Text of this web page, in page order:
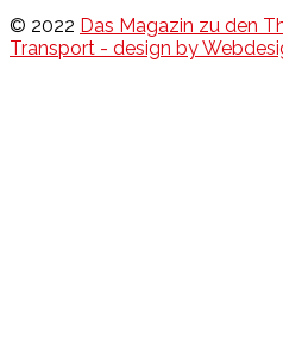
© 2022 Das Magazin zu den
Transport - design by